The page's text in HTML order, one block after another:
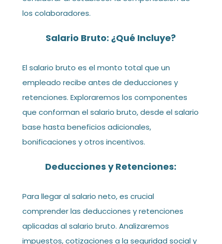
los colaboradores.
Salario Bruto: ¿Qué Incluye?
El salario bruto es el monto total que un
empleado recibe antes de deducciones y
retenciones. Exploraremos los componentes
que conforman el salario bruto, desde el salario
base hasta beneficios adicionales,
bonificaciones y otros incentivos.
Deducciones y Retenciones:
Para llegar al salario neto, es crucial
comprender las deducciones y retenciones
aplicadas al salario bruto. Analizaremos
impuestos, cotizaciones a la seguridad social y